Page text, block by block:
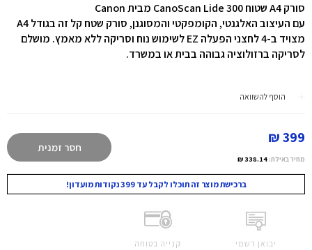
סורק A4 שטוח CanoScan Lide 300 מבית Canon
עם העיצוב האלגנטי, הקומפקטי והמסוגנן, סורק שטח קל זה בגודל A4
מצויד ב-4 לחצני הפעלה EZ לשימוש נוח וסריקה ללא מאמץ. מושלם
לסריקה ברזולוציה גבוהה בבית או במשרד.
הוסף להשוואה
399 ₪
מחיר באילת: 338.14 ₪
חסר זמנית
ברכישת מוצר זה תוכלו לקבל עד 399 נקודות מועדון!
יבואן רשמי קנייה בטוחה